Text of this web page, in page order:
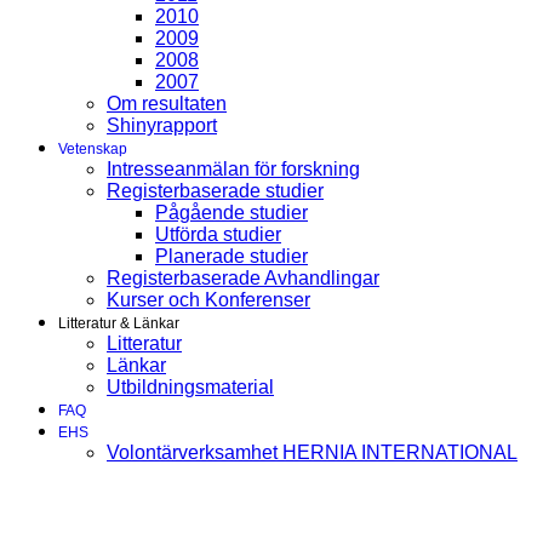
2010
2009
2008
2007
Om resultaten
Shinyrapport
Vetenskap
Intresseanmälan för forskning
Registerbaserade studier
Pågående studier
Utförda studier
Planerade studier
Registerbaserade Avhandlingar
Kurser och Konferenser
Litteratur & Länkar
Litteratur
Länkar
Utbildningsmaterial
FAQ
EHS
Volontärverksamhet HERNIA INTERNATIONAL